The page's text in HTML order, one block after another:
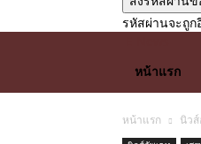
รหัสผ่านจะถูก
หน้าแรก
หน้าแรก นิว